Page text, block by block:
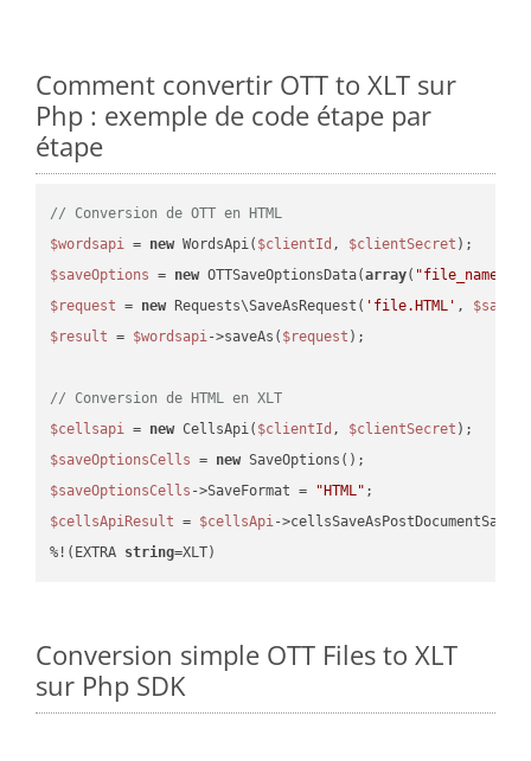
Comment convertir OTT to XLT sur
Php : exemple de code étape par
étape
// Conversion de OTT en HTML
$wordsapi = new WordsApi( $clientId , $clientSecret
$saveOptions = new OTTSaveOptionsData(array( "file_name"
$request = new Requests\SaveAsRequest( 'file.HTML' ,
$result = $wordsapi->saveAs( $request );
// Conversion de HTML en XLT
$cellsapi = new CellsApi( $clientId , $clientSecret
$saveOptionsCells = new
$saveOptionsCells ->SaveFormat = "HTML"
$cellsApiResult = $cellsApi-
%!(EXTRA string=XLT)
Conversion simple OTT Files to XLT
sur Php SDK